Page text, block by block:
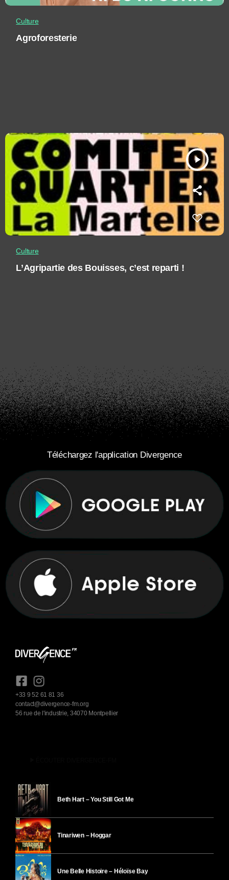
Culture
Agroforesterie
play_arrow
Culture
L’Agripartie des Bouisses, c’est reparti !
Téléchargez l'application Divergence
+33 9 52 61 81 36
contact@divergence-fm.org
56 rue de l'industrie, 34070 Montpellier
Beth Hart – You Still Got Me
Tinariwen – Hoggar
Une Belle Histoire – Héloïse Bay